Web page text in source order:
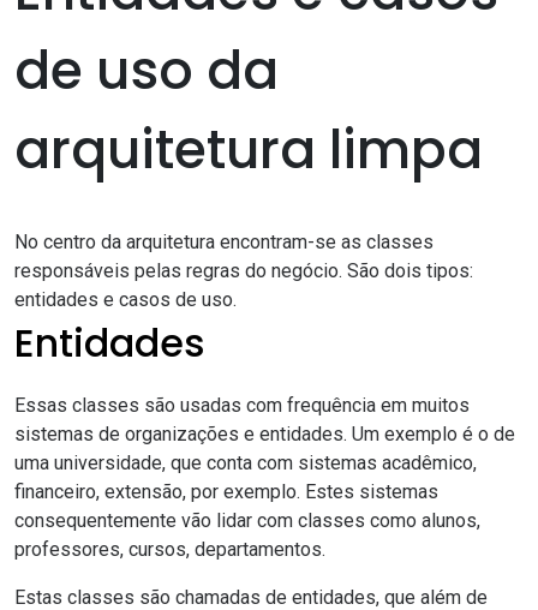
de uso da
arquitetura limpa
No centro da arquitetura encontram-se as classes
responsáveis pelas regras do negócio. São dois tipos:
entidades e casos de uso.
Entidades
Essas classes são usadas com frequência em muitos
sistemas de organizações e entidades. Um exemplo é o de
uma universidade, que conta com sistemas acadêmico,
financeiro, extensão, por exemplo. Estes sistemas
consequentemente vão lidar com classes como alunos,
professores, cursos, departamentos.
Estas classes são chamadas de entidades, que além de